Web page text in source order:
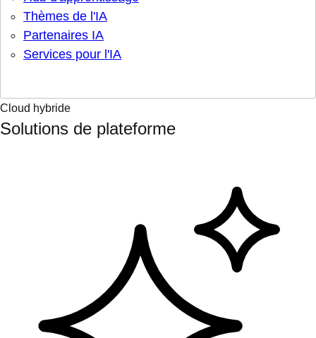
Thèmes de l'IA
Partenaires IA
Services pour l'IA
Cloud hybride
Solutions de plateforme